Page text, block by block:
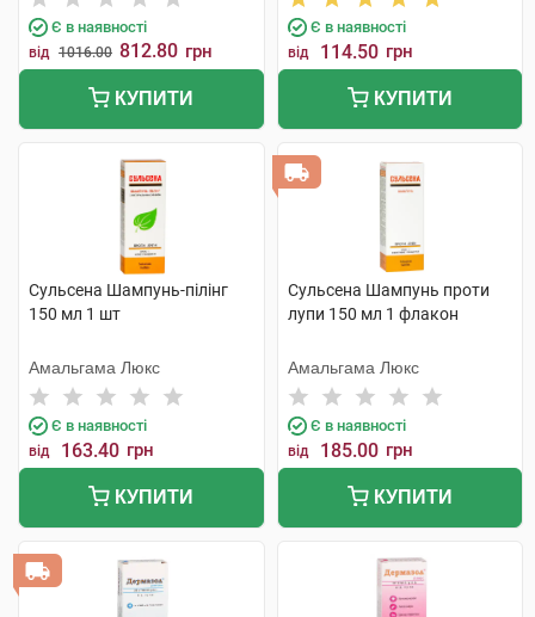
Є в наявності
від 1016.00 812.80 грн
КУПИТИ
Є в наявності
від 114.50 грн
КУПИТИ
Сульсена Шампунь-пілінг
150 мл 1 шт
Амальгама Люкс
Є в наявності
від 163.40 грн
КУПИТИ
Сульсена Шампунь проти
лупи 150 мл 1 флакон
Амальгама Люкс
Є в наявності
від 185.00 грн
КУПИТИ